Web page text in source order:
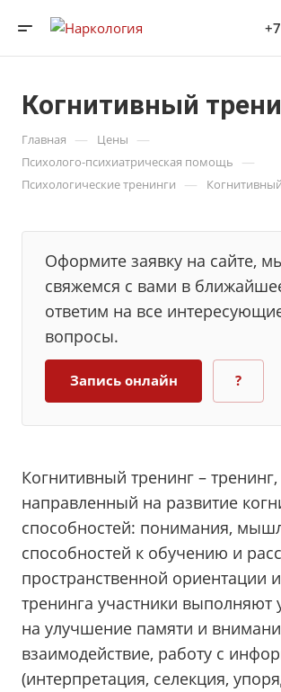
Когнитивный
Главная — Цены —
Психолого-психиатрическая помощь —
Психологические тренинги —
Оформите заявку на сайте,
свяжемся с вами в
ответим на все
вопросы.
Запись онлайн ?
Когнитивный тренинг – тренинг,
направленный на развитие
способностей: понимания,
способностей к обучению и
пространственной ориентации
тренинга участники выполняют
на улучшение памяти и
взаимодействие, работу с
(интерпретация, селекция,